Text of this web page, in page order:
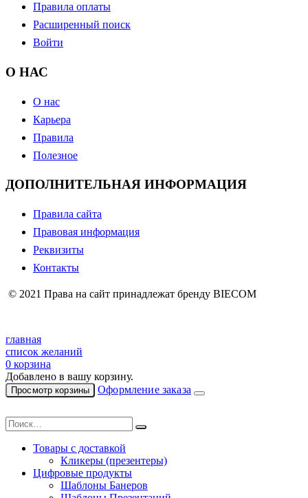
Правила оплаты
Расширенный поиск
Войти
О НАС
О нас
Карьера
Правила
Полезное
ДОПОЛНИТЕЛЬНАЯ ИНФОРМАЦИЯ
Правила сайта
Правовая информация
Реквизиты
Контакты
© 2021 Права на сайт принадлежат бренду BIECOM
главная
список желаний
0 корзина
Добавлено в вашу корзину.
Просмотр корзины Оформление заказа
Товары с доставкой
Кликеры (презентеры)
Цифровые продукты
Шаблоны Банеров